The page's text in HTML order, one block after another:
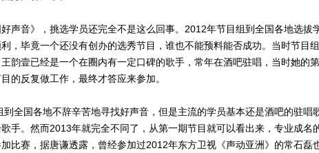
音》，挑选学员还完全不是这么回事。2012年节目组到全国各地选拔
，毕竟一个还没有创办的选秀节目，谁也不能预料能否成功。当时节目
韵壹已经是一个在圈内有一定口碑的歌手，常年在酒吧驻唱，当时她的
的反复做工作，最终才答应来参加。
国各地不辞辛苦地寻找好声音，但是主流的学员基本还是酒吧的驻唱
手。然而2013年就完全不同了，从第一期节目就可以看出来，专业成名
比赛，据唐谦透露，曾经参加过2012年东方卫视《声动亚洲》的常石磊